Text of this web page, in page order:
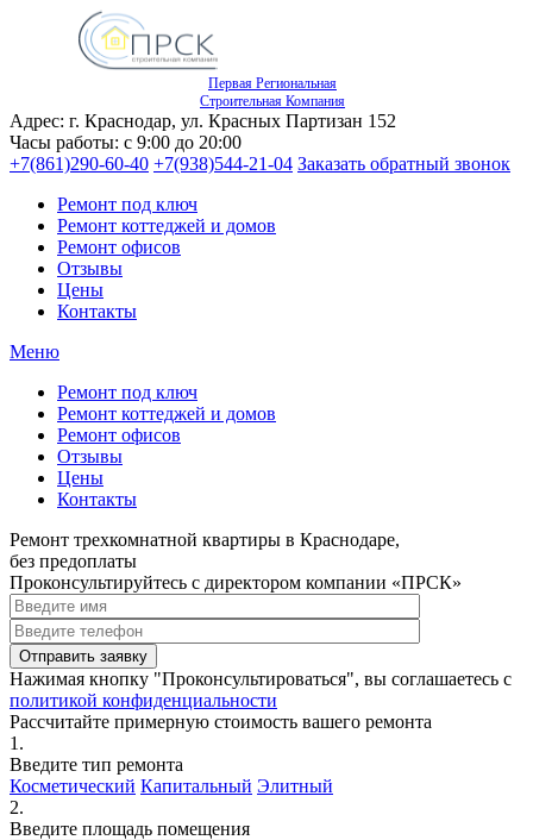
Первая Региональная
Строительная Компания
Адрес: г. Краснодар, ул. Красных Партизан 152
Часы работы: с 9:00 до 20:00
+7(861)290-60-40 +7(938)544-21-04 Заказать обратный звонок
Ремонт под ключ
Ремонт коттеджей и домов
Ремонт офисов
Отзывы
Цены
Контакты
Меню
Ремонт под ключ
Ремонт коттеджей и домов
Ремонт офисов
Отзывы
Цены
Контакты
Ремонт трехкомнатной квартиры в Краснодаре,
без предоплаты
Проконсультируйтесь с директором компании «ПРСК»
Нажимая кнопку "Проконсультироваться", вы соглашаетесь с
политикой конфиденциальности
Рассчитайте примерную стоимость вашего ремонта
1.
Введите тип ремонта
Косметический Капитальный Элитный
2.
Введите площадь помещения